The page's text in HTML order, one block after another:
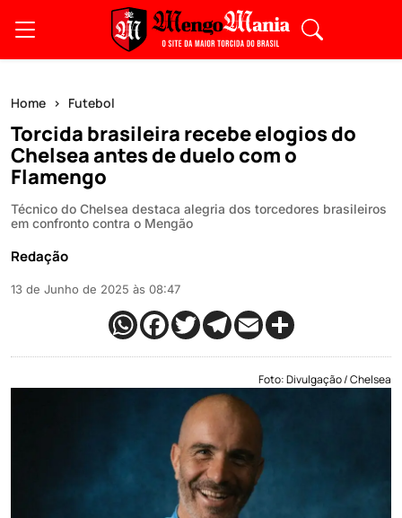
Home Futebol
Torcida brasileira recebe elogios do
Chelsea antes de duelo com o
Flamengo
Técnico do Chelsea destaca alegria dos torcedores brasileiros
em confronto contra o Mengão
Redação
13 de Junho de 2025 às 08:47
Foto: Divulgação / Chelsea